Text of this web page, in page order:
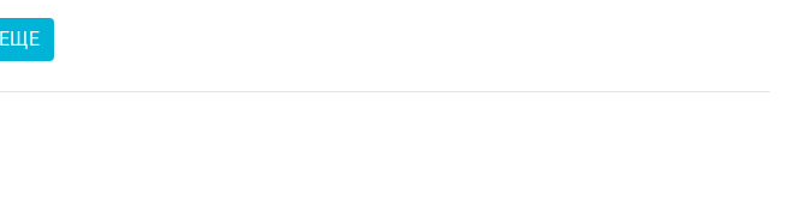
не подстраивается под мебель, а собирает вокруг себя композицию. "Антиб"
— со своим почерком и со своей географией.